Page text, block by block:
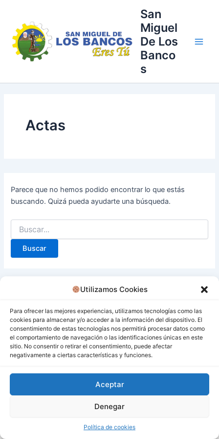
Utilizamos Cookies
Para ofrecer las mejores experiencias, utilizamos tecnologías como las
cookies para almacenar y/o acceder a la información del dispositivo. El
consentimiento de estas tecnologías nos permitirá procesar datos como
el comportamiento de navegación o las identificaciones únicas en este
sitio. No consentir o retirar el consentimiento, puede afectar
negativamente a ciertas características y funciones.
Aceptar
Denegar
Política de cookies
contenido
San
Miguel
De Los
Banco
s
Actas
Parece que no hemos podido encontrar lo que estás
buscando. Quizá pueda ayudarte una búsqueda.
Todos los derechos © 2026 San Miguel De Los Bancos |